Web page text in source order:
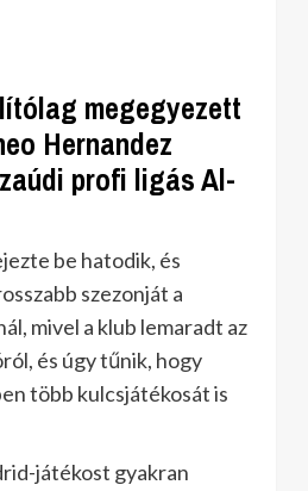
megegyezett
Hernandez
profi ligás Al-
be hatodik, és
szezonját a
mivel a klub lemaradt az
és úgy tűnik, hogy
több kulcsjátékosát is
játékost gyakran